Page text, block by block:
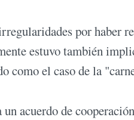
por haber
estuvo también
como el caso de la
acuerdo de